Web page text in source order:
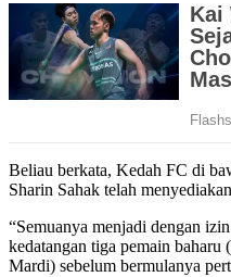
Beliau berkata, Kedah FC di
Sharin Sahak telah
“Semuanya menjadi dengan
kedatangan tiga pemain
Mardi) sebelum bermulanya